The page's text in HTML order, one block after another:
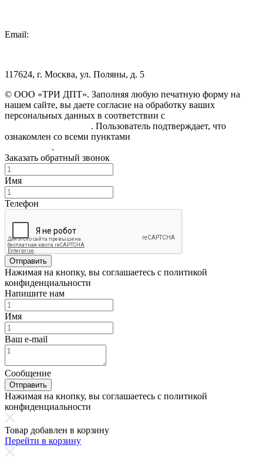
Email:
117624, г. Москва, ул. Поляны, д. 5
© ООО «ТРИ ДПТ». Заполняя любую печатную форму на
нашем сайте, вы даете согласие на обработку ваших
персональных данных в соответствии с
. Пользователь подтверждает, что
ознакомлен со всеми пунктами
.
Заказать обратный звонок
Имя
Телефон
Отправить
Нажимая на кнопку, вы соглашаетесь с политикой
конфиденциальности
Напишите нам
Имя
Ваш e-mail
Сообщение
Отправить
Нажимая на кнопку, вы соглашаетесь с политикой
конфиденциальности
Товар добавлен в корзину
Перейти в корзину